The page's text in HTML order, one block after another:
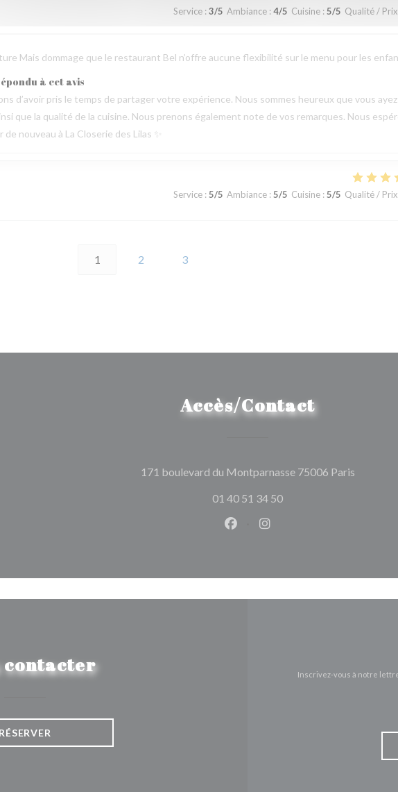
Service: 3/5 Ambiance: 4/5 Cuisine: 5/5 Qualité / Prix
Mais dommage que le restaurant Bel n’offre aucune flexibilité sur le menu pour les
à cet avis
d’avoir pris le temps de partager votre expérience. Nous sommes heureux que vous ayez
que la qualité de la cuisine. Nous prenons également note de vos remarques. Nous
nouveau à La Closerie des Lilas ✨
Service: 5/5 Ambiance: 5/5 Cuisine: 5/5 Qualité / Prix
1 2 3
Accès/Contact
171 boulevard du Montparnasse 75006 Paris((ouvre
01 40 51 34 50
Facebook ((ouvre une nouvelle
Instagram ((ouvre une
contacter
RÉSERVER
Inscrivez-vous à notre